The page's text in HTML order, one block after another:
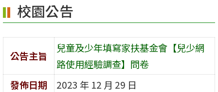
容
區
校園公告
公告主旨
兒童及少年填寫家扶基金會【兒少網
路使用經驗調查】問卷
發佈日期
2023 年 12 月 29 日